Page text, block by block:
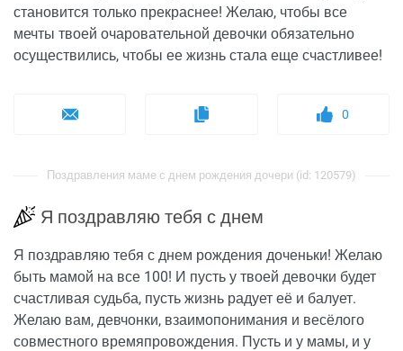
становится только прекраснее! Желаю, чтобы все
мечты твоей очаровательной девочки обязательно
осуществились, чтобы ее жизнь стала еще счастливее!
0
Поздравления маме с днем рождения дочери (id: 120579)
Я поздравляю тебя с днем
Я поздравляю тебя с днем рождения доченьки! Желаю
быть мамой на все 100! И пусть у твоей девочки будет
счастливая судьба, пусть жизнь радует её и балует.
Желаю вам, девчонки, взаимопонимания и весёлого
совместного времяпровождения. Пусть и у мамы, и у